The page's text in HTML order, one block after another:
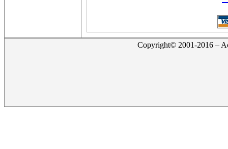
Copyright© 2001-2016 –